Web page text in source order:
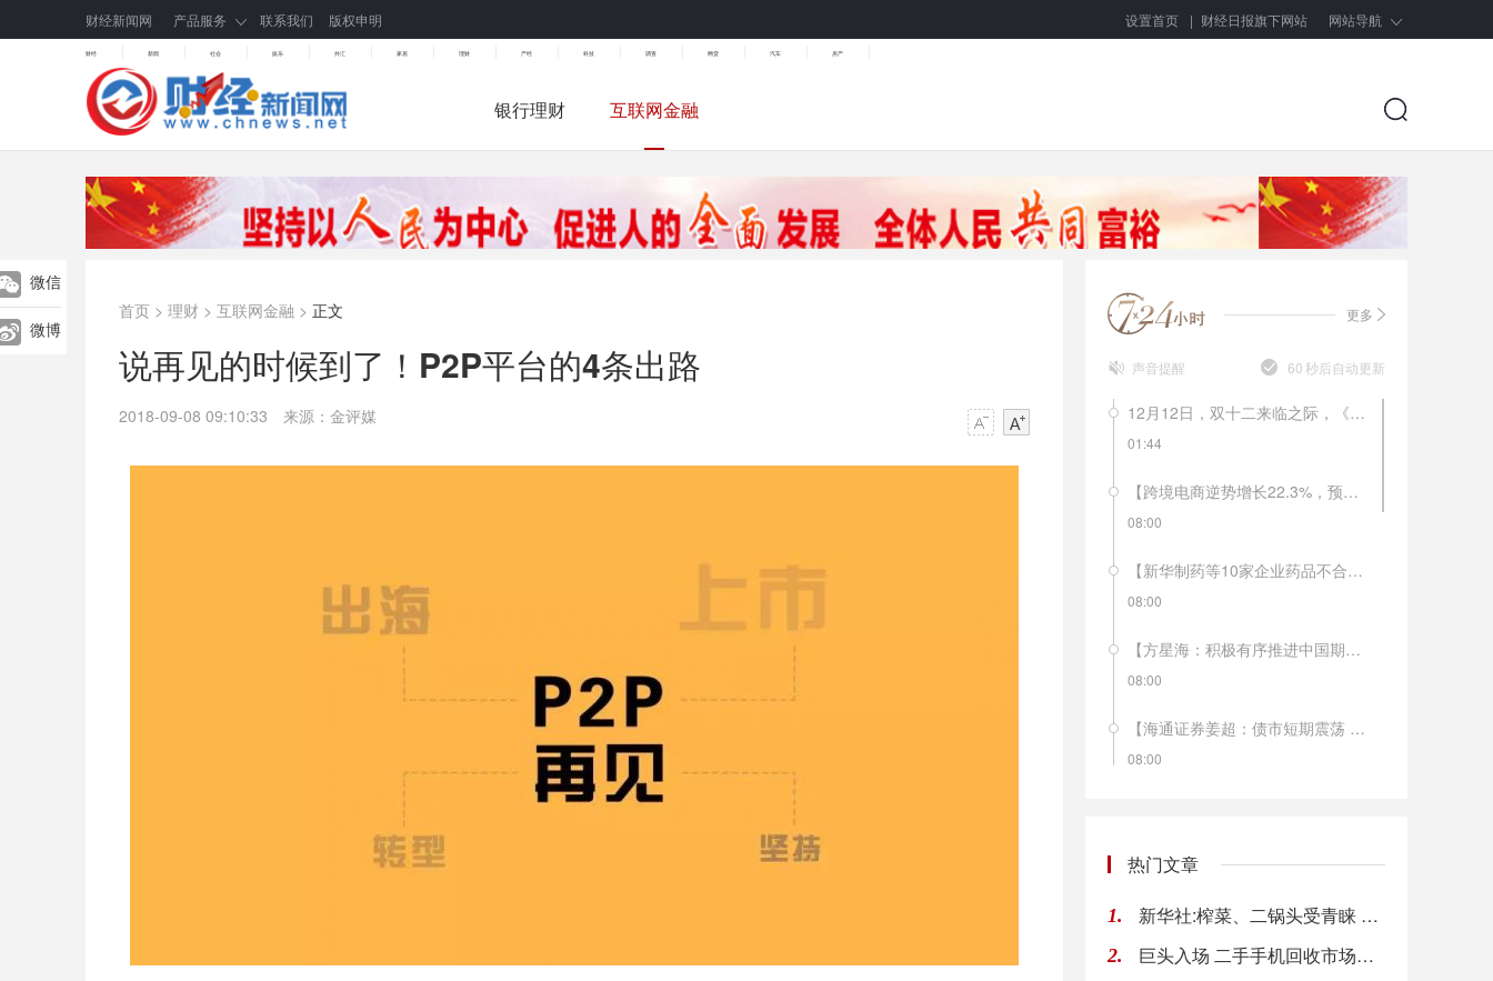
财经新闻网 产品服务 联系我们 版权申明 设置首页 | 财经日报旗下网站 网站导航
财经 新闻 社会 娱乐 外汇 家居 理财 产经 科技 调查 网贷 汽车 房产
银行理财 互联网金融
微信
微博
首页 > 理财 > 互联网金融 > 正文
说再见的时候到了！P2P平台的4条出路
2018-09-08 09:10:33 来源：金评媒
更多
声音提醒 60秒后自动更新
12月12日，双十二来临之际，《南方周末》的一篇报道就解开了不少人的困惑，南极人品牌所有商品均不自己生产，品牌的拥有方南极电商只是品牌的运营方和吊牌的出售者。网上的南极人店铺有多少呢？目前南极人旗下全品牌授权经销商有846家，合作经销商3427家，授权店铺4442家。从2018年年初至今，南极人已经14次被国家质监部门及地方消费者协会拉入不合格产品黑名单。这样的滥授权，会不会毁掉南极人这个品牌？
01:44
【跨境电商逆势增长22.3%，预计年底将突破9万亿大关】9月8日，《中国电子商务报告2017-2018》在厦门发布。报告显示，2017年中国全年全社会电子商务交易总额规模达到29.16万亿元，交易额同比增长11.7%，是2013年的2.8倍。其中跨境电商交易额达8.2万亿元，同比增长22.3%，预计2018年中国跨境电商交易规模将达到9万亿以上，占全球交易总额40%以上。
08:00
【新华制药等10家企业药品不合格】9月7日，国家药品监督管理局发布公告称，经吉林省药品检验所等6家药品检验机构检验，新华制药有限公司等10家企业生产的15批次药品不符合规定。
08:00
【方星海：积极有序推进中国期货市场对外开放】中国证监会副主席方星海表示，今年以来，中国期货市场在对外开放方面呈现出品种、 机构、投资者“三箭齐发”的良好态势。下一步，中国证监会将按照国家金融业对外开放的总体部署，坚持“引进来、走出去”兼顾、 近期以“引进来”为主的方针，顺势而为，积极有序地推进中国期货市场的对外开放。
08:00
【海通证券姜超：债市短期震荡 长期依旧向好】海通证券姜超研究团队认为，受通胀预期、供给放量和美国加息影响，债市短期受到冲击。但从经济基本面看，目前无论是需求还是生产都明显回落，而通胀也是短升长降，债市长期依旧向好，调整就是配置机会。政府债券发行放量短期弥补了社会融资的回落，但社会融资当中收缩的主要是影子银行，而新增的融资主要流向了政府部门，依赖于影子银行融资的房地产、融资平台等机构仍面临债务违约风险冲击，未来仍需以中高等级债券为主展开配置。
08:00
08:00
【美国多举措力保人工智能“领头羊”地位】今年以来，美国通过强化政策支持、推动国会立法、加大研发投入等多项措施，优先推进人工智能技术发展，力图保持人工智能时代“领头羊”地位。除对内构建人工智能体系外，美国政府对外还采取积极策略，对各国的人工智能发展进行跟踪与评估，并通过各种手段遏制竞争对手的发展。（新华社）
热门文章
1. 新华社:榨菜、二锅头受青睐 实质是消费理念提升表现
2. 巨头入场 二手手机回收市场战争升级